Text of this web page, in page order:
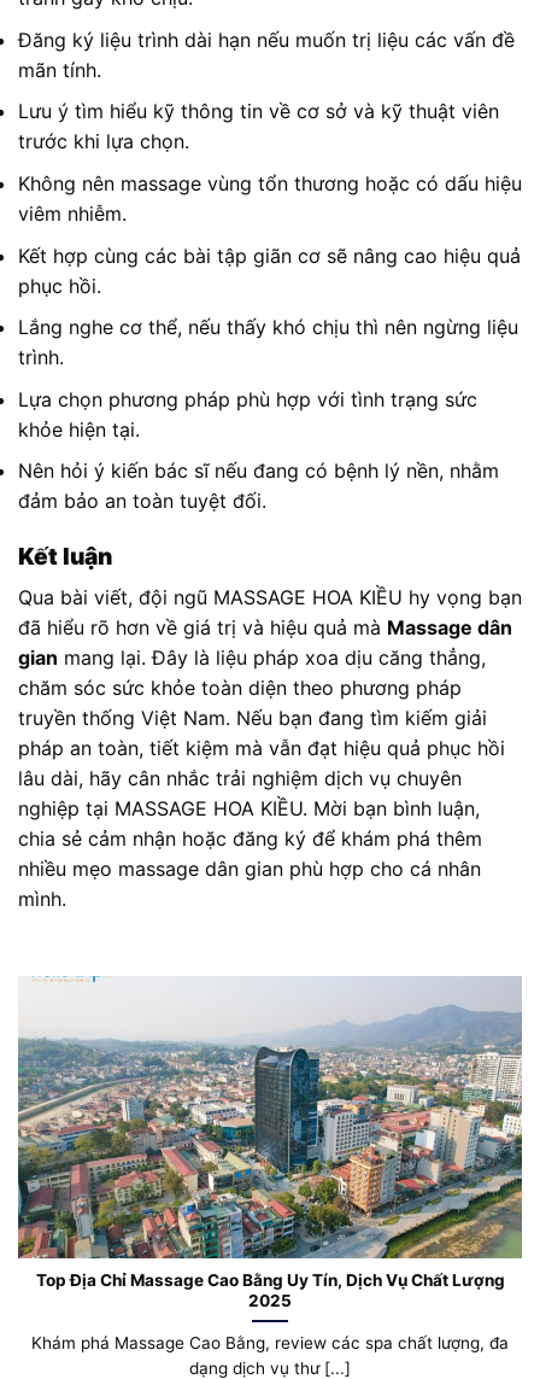
Đăng ký liệu trình dài hạn nếu muốn trị liệu các vấn đề
mãn tính.
Lưu ý tìm hiểu kỹ thông tin về cơ sở và kỹ thuật viên
trước khi lựa chọn.
Không nên massage vùng tổn thương hoặc có dấu hiệu
viêm nhiễm.
Kết hợp cùng các bài tập giãn cơ sẽ nâng cao hiệu quả
phục hồi.
Lắng nghe cơ thể, nếu thấy khó chịu thì nên ngừng liệu
trình.
Lựa chọn phương pháp phù hợp với tình trạng sức
khỏe hiện tại.
Nên hỏi ý kiến bác sĩ nếu đang có bệnh lý nền, nhằm
đảm bảo an toàn tuyệt đối.
Kết luận
Qua bài viết, đội ngũ MASSAGE HOA KIỀU hy vọng bạn
đã hiểu rõ hơn về giá trị và hiệu quả mà Massage dân
gian mang lại. Đây là liệu pháp xoa dịu căng thẳng,
chăm sóc sức khỏe toàn diện theo phương pháp
truyền thống Việt Nam. Nếu bạn đang tìm kiếm giải
pháp an toàn, tiết kiệm mà vẫn đạt hiệu quả phục hồi
lâu dài, hãy cân nhắc trải nghiệm dịch vụ chuyên
nghiệp tại MASSAGE HOA KIỀU. Mời bạn bình luận,
chia sẻ cảm nhận hoặc đăng ký để khám phá thêm
nhiều mẹo massage dân gian phù hợp cho cá nhân
mình.
Top Địa Chỉ Massage Cao Bằng Uy Tín, Dịch Vụ Chất Lượng
2025
Khám phá Massage Cao Bằng, review các spa chất lượng, đa
dạng dịch vụ thư [...]